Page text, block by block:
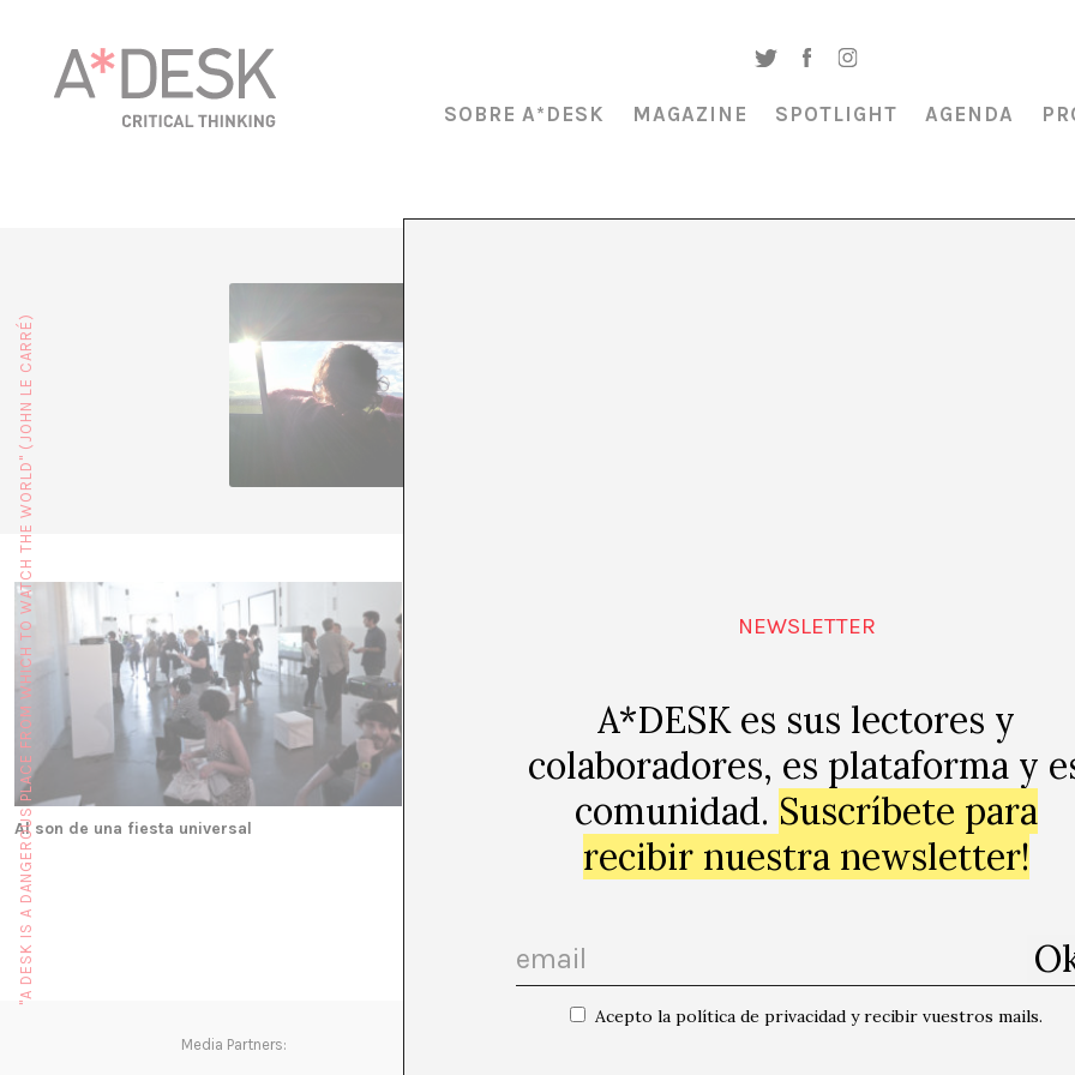
SOBRE A*DESK MAGAZINE SPOTLIGHT AGENDA
Al son de una fiesta universal Los cimientos de la Revolución
Media Partners:
NEWSLETTER
A*DESK es sus lectores y
colaboradores, es plataforma y
comunidad. Suscríbete para
recibir nuestra newsletter!
Acepto la política de privacidad y recibir vuestros mails.
"A DESK IS A DANGEROUS PLACE FROM WHICH TO WATCH THE WORLD" (JOHN LE CARRÉ)